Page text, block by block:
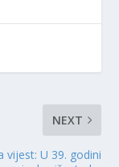
NEXT
vijest: U 39. godini